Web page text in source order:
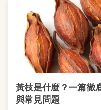
黃枝是什麼？一篇徹
與常見問題